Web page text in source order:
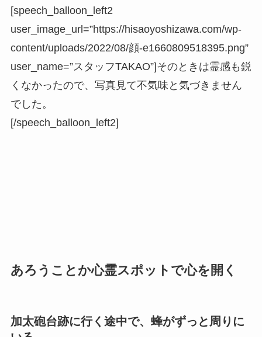
[speech_balloon_left2
user_image_url=”https://hisaoyoshizawa.com/wp-
content/uploads/2022/08/顔-e1660809518395.png”
user_name=”スタッフTAKAO”]そのときは霊感も鋭
くなかったので、写真見て不気味と気づきません
でした。
[/speech_balloon_left2]
あろうことか心霊スポットで心を開く
加太砲台跡に行く途中で、蜂がずっと周りに